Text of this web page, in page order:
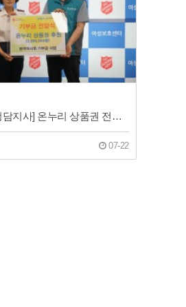
[한국마사회 청담지사] 온누리 상품권 전달식
07-22